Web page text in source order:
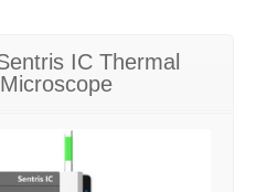
IC Thermal